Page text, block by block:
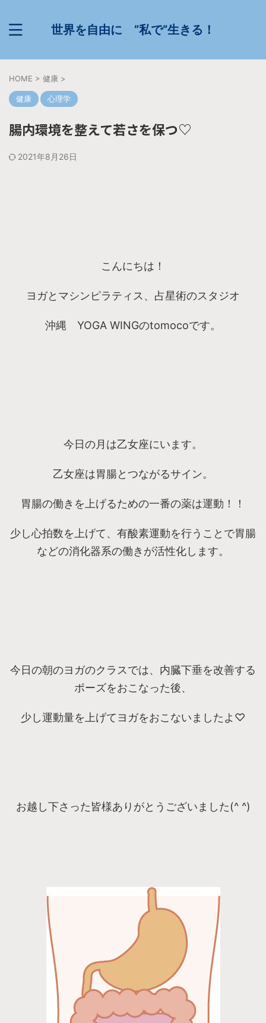
世界を自由に ”私で”生きる！
HOME > 健康 >
健康 心理学
腸内環境を整えて若さを保つ♡
2021年8月26日
こんにちは！
ヨガとマシンピラティス、占星術のスタジオ
沖縄 YOGA WINGのtomocoです。
今日の月は乙女座にいます。
乙女座は胃腸とつながるサイン。
胃腸の働きを上げるための一番の薬は運動！！
少し心拍数を上げて、有酸素運動を行うことで胃腸
などの消化器系の働きが活性化します。
今日の朝のヨガのクラスでは、内臓下垂を改善する
ポーズをおこなった後、
少し運動量を上げてヨガをおこないましたよ♡
お越し下さった皆様ありがとうございました(^ ^)